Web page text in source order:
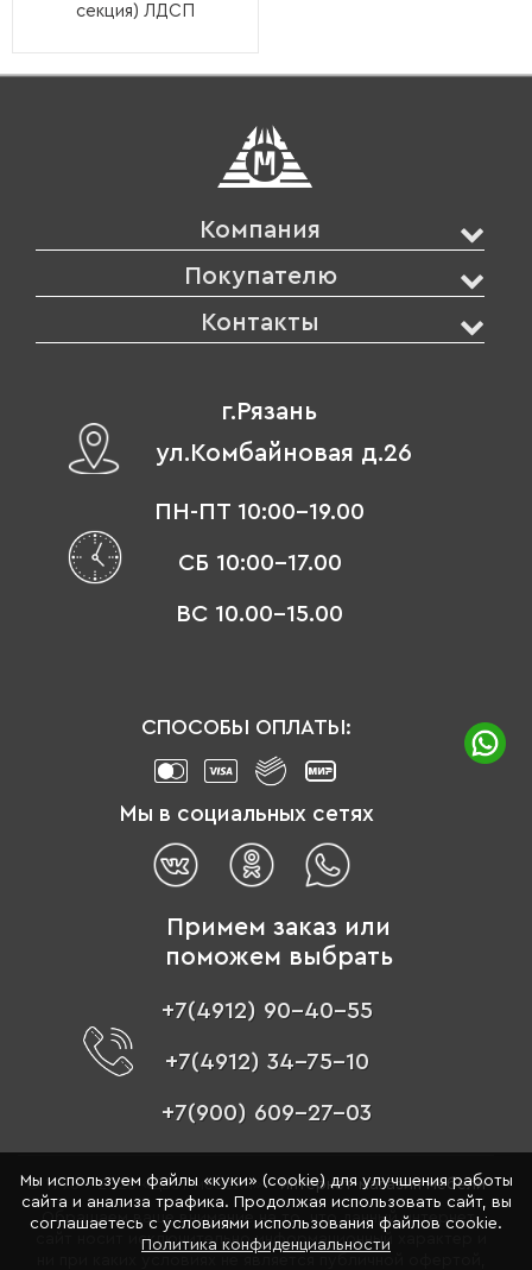
секция) ЛДСП
Компания
Покупателю
Контакты
г.Рязань
ул.Комбайновая д.26
ПН-ПТ 10:00-19.00
СБ 10:00-17.00
ВС 10.00-15.00
СПОСОБЫ ОПЛАТЫ:
Мы в социальных сетях
Примем заказ или
поможем выбрать
+7(4912) 90-40-55
+7(4912) 34-75-10
+7(900) 609-27-03
© 1996 - 2026 «Цвет мебели» –интернет-магазин мебели
Обращаем ваше внимание на то, что данный интернет-
сайт носит исключительно информационный характер и
Мы используем файлы «куки» (cookie) для улучшения работы
сайта и анализа трафика. Продолжая использовать сайт, вы
соглашаетесь с условиями использования файлов cookie.
Политика конфиденциальности